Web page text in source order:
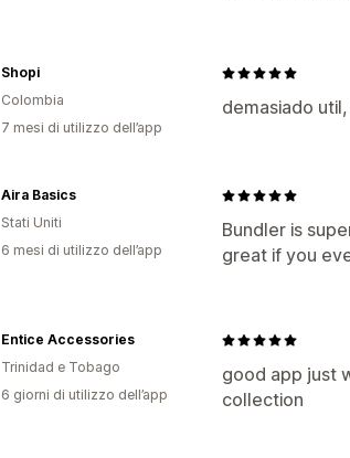
demasiado
Shopi
Colombia
7 mesi di utilizzo dell’app
Bundler is
great if you
Aira Basics
Stati Uniti
6 mesi di utilizzo dell’app
good app just
collection
Entice Accessories
Trinidad e Tobago
6 giorni di utilizzo dell’app